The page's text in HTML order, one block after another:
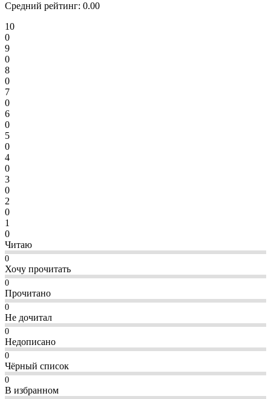
Средний рейтинг: 0.00
10
0
9
0
8
0
7
0
6
0
5
0
4
0
3
0
2
0
1
0
Читаю
0
Хочу прочитать
0
Прочитано
0
Не дочитал
0
Недописано
0
Чёрный список
0
В избранном